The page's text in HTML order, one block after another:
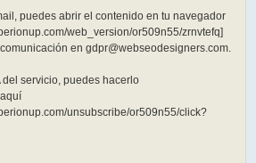
puedes abrir el contenido en tu navegador
web_version/or509n55/zrnvtefq]
en gdpr@webseodesigners.com.
servicio, puedes hacerlo
unsubscribe/or509n55/click?